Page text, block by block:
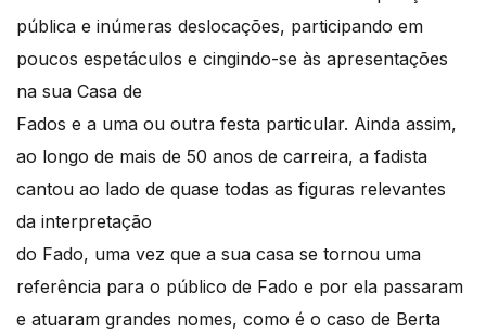
pública e inúmeras deslocações, participando em
poucos espetáculos e cingindo-se às apresentações
na sua Casa de
Fados e a uma ou outra festa particular. Ainda assim,
ao longo de mais de 50 anos de carreira, a fadista
cantou ao lado de quase todas as figuras relevantes
da interpretação
do Fado, uma vez que a sua casa se tornou uma
referência para o público de Fado e por ela passaram
e atuaram grandes nomes, como é o caso de Berta